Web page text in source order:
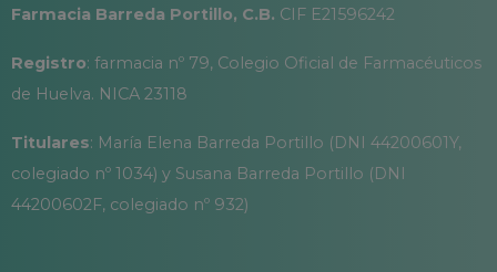
Farmacia Barreda Portillo, C.B. CIF E21596242
Registro: farmacia nº 79, Colegio Oficial de Farmacéuticos
de Huelva. NICA 23118
Titulares: María Elena Barreda Portillo (DNI 44200601Y,
colegiado nº 1034) y Susana Barreda Portillo (DNI
44200602F, colegiado nº 932)